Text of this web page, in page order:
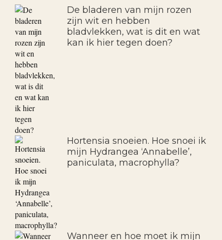
De bladeren van mijn rozen
zijn wit en hebben
bladvlekken, wat is dit en wat
kan ik hier tegen doen?
Hortensia snoeien. Hoe snoei ik
mijn Hydrangea ‘Annabelle’,
paniculata, macrophylla?
Wanneer en hoe moet ik mijn